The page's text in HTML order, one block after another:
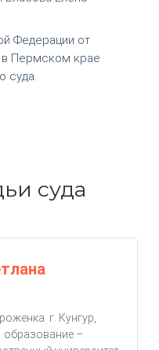
Федерации от
в Пермском крае
суда.
суда
г. Кунгур,
–